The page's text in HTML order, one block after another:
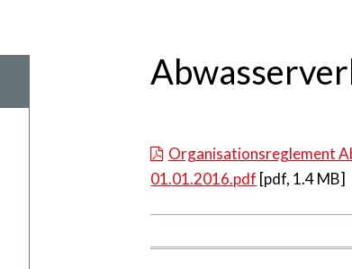
Organisationsreglement
01.01.2016.pdf [pdf, 1.4 MB]